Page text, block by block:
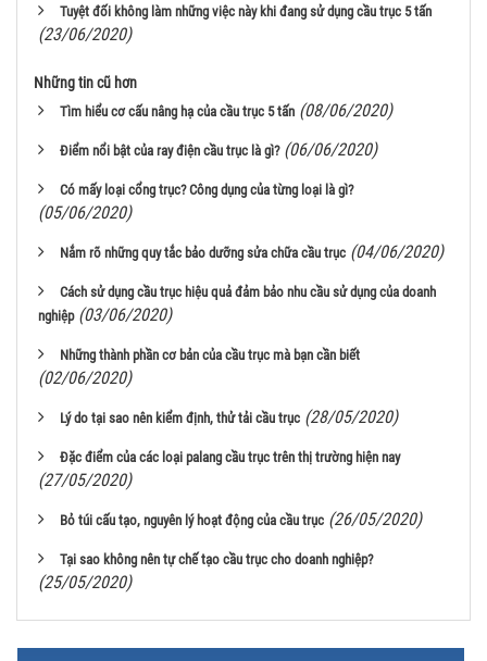
Tuyệt đối không làm những việc này khi đang sử dụng cầu trục 5 tấn
(23/06/2020)
Những tin cũ hơn
Tìm hiểu cơ cấu nâng hạ của cầu trục 5 tấn (08/06/2020)
Điểm nổi bật của ray điện cầu trục là gì? (06/06/2020)
Có mấy loại cổng trục? Công dụng của từng loại là gì?
(05/06/2020)
Nắm rõ những quy tắc bảo dưỡng sửa chữa cầu trục (04/06/2020)
Cách sử dụng cầu trục hiệu quả đảm bảo nhu cầu sử dụng của doanh
nghiệp (03/06/2020)
Những thành phần cơ bản của cầu trục mà bạn cần biết
(02/06/2020)
Lý do tại sao nên kiểm định, thử tải cầu trục (28/05/2020)
Đặc điểm của các loại palang cầu trục trên thị trường hiện nay
(27/05/2020)
Bỏ túi cấu tạo, nguyên lý hoạt động của cầu trục (26/05/2020)
Tại sao không nên tự chế tạo cầu trục cho doanh nghiệp?
(25/05/2020)